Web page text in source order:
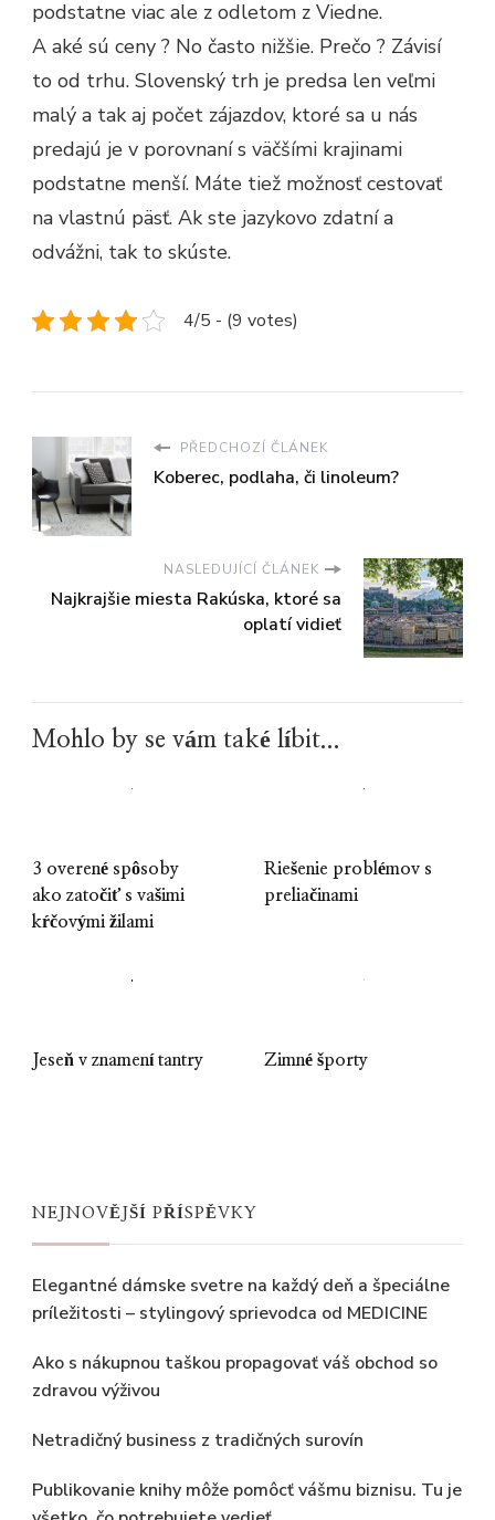
podstatne viac ale z odletom z Viedne.
A aké sú ceny ? No často nižšie. Prečo ? Závisí
to od trhu. Slovenský trh je predsa len veľmi
malý a tak aj počet zájazdov, ktoré sa u nás
predajú je v porovnaní s väčšími krajinami
podstatne menší. Máte tiež možnosť cestovať
na vlastnú päsť. Ak ste jazykovo zdatní a
odvážni, tak to skúste.
4/5 - (9 votes)
PŘEDCHOZÍ ČLÁNEK
Koberec, podlaha, či linoleum?
NASLEDUJÍCÍ ČLÁNEK
Najkrajšie miesta Rakúska, ktoré sa
oplatí vidieť
Mohlo by se vám také líbit...
3 overené spôsoby
ako zatočiť s vašimi
kŕčovými žilami
Riešenie problémov s
preliačinami
Jeseň v znamení tantry Zimné športy
NEJNOVĚJŠÍ PŘÍSPĚVKY
Elegantné dámske svetre na každý deň a špeciálne
príležitosti – stylingový sprievodca od MEDICINE
Ako s nákupnou taškou propagovať váš obchod so
zdravou výživou
Netradičný business z tradičných surovín
Publikovanie knihy môže pomôcť vášmu biznisu. Tu je